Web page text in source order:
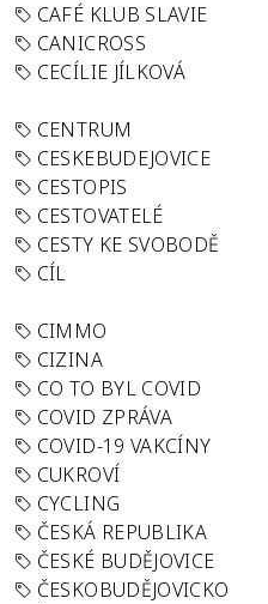
CAFÉ KLUB SLAVIE
CANICROSS
CECÍLIE JÍLKOVÁ
CENTRUM
CESKEBUDEJOVICE
CESTOPIS
CESTOVATELÉ
CESTY KE SVOBODĚ
CÍL
CIMMO
CIZINA
CO TO BYL COVID
COVID ZPRÁVA
COVID-19 VAKCÍNY
CUKROVÍ
CYCLING
ČESKÁ REPUBLIKA
ČESKÉ BUDĚJOVICE
ČESKOBUDĚJOVICKO